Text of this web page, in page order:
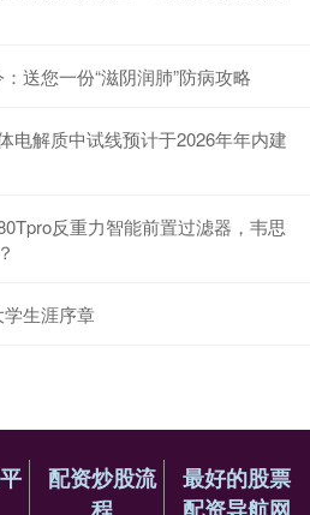
送您一份“滋阴润肺”防病攻略
电解质中试线预计于2026年年内建
反重力智能前置过滤器，韦思
生涯序章
配资炒股流
程
最好的股票
配资导航网